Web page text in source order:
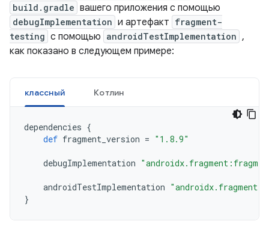
build.gradle вашего приложения с помощью
debugImplementation и артефакт fragment-
testing с помощью androidTestImplementation ,
как показано в следующем примере:
классный Котлин
dependencies {
def fragment_version = "1.8.9"
debugImplementation
androidTestImplementation
}